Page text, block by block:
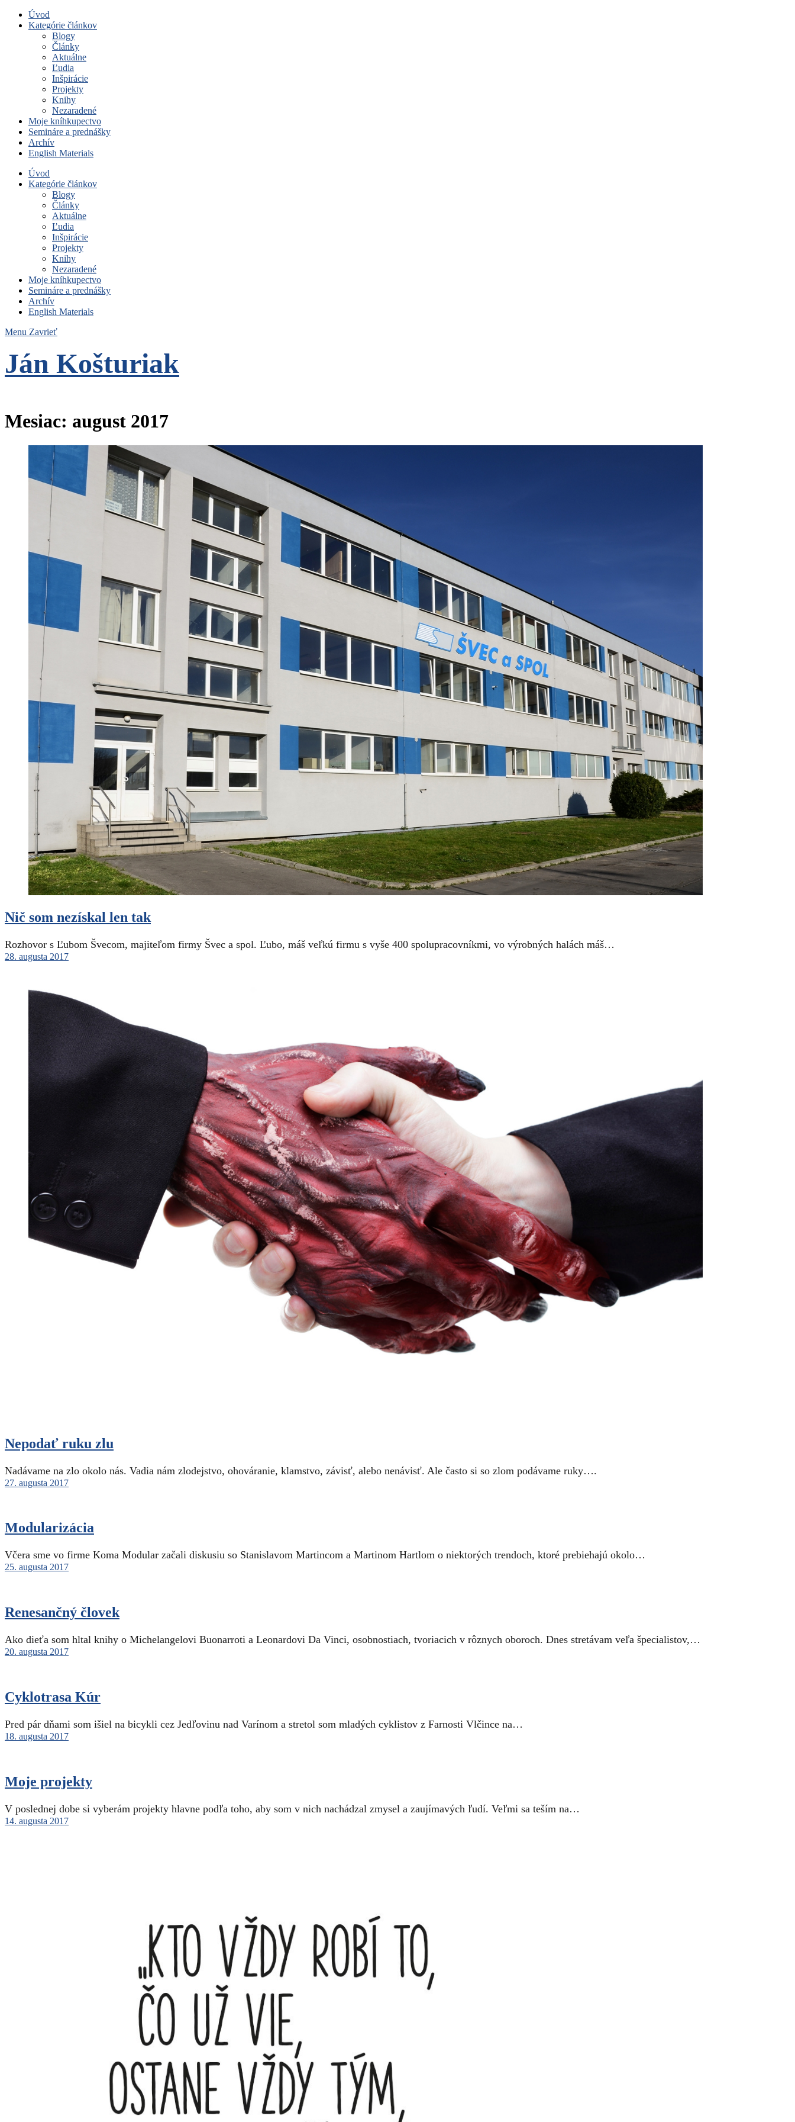
Úvod
Kategórie článkov
Blogy
Články
Aktuálne
Ľudia
Inšpirácie
Projekty
Knihy
Nezaradené
Moje kníhkupectvo
Semináre a prednášky
Archív
English Materials
Úvod
Kategórie článkov
Blogy
Články
Aktuálne
Ľudia
Inšpirácie
Projekty
Knihy
Nezaradené
Moje kníhkupectvo
Semináre a prednášky
Archív
English Materials
Menu Zavrieť
Ján Košturiak
Mesiac: august 2017
Nič som nezískal len tak
Rozhovor s Ľubom Švecom, majiteľom firmy Švec a spol. Ľubo, máš veľkú firmu s vyše 400 spolupracovníkmi, vo výrobných halách máš…
28. augusta 2017
Nepodať ruku zlu
Nadávame na zlo okolo nás. Vadia nám zlodejstvo, ohováranie, klamstvo, závisť, alebo nenávisť. Ale často si so zlom podávame ruky….
27. augusta 2017
Modularizácia
Včera sme vo firme Koma Modular začali diskusiu so Stanislavom Martincom a Martinom Hartlom o niektorých trendoch, ktoré prebiehajú okolo…
25. augusta 2017
Renesančný človek
Ako dieťa som hltal knihy o Michelangelovi Buonarroti a Leonardovi Da Vinci, osobnostiach, tvoriacich v rôznych oboroch. Dnes stretávam veľa špecialistov,…
20. augusta 2017
Cyklotrasa Kúr
Pred pár dňami som išiel na bicykli cez Jedľovinu nad Varínom a stretol som mladých cyklistov z Farnosti Vlčince na…
18. augusta 2017
Moje projekty
V poslednej dobe si vyberám projekty hlavne podľa toho, aby som v nich nachádzal zmysel a zaujímavých ľudí. Veľmi sa teším na…
14. augusta 2017